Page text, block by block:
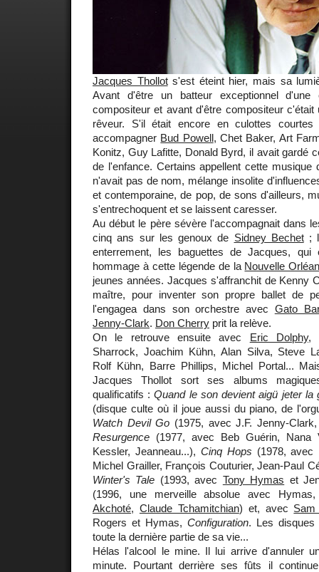
Jacques Thollots'est éteint hier, mais sa
Avant d'être un batteur exceptionnel d'une
compositeur et avant d'être compositeur c'était
rêveur. S'il était encore en culottes courtes
accompagner Bud Powell, Chet Baker, Art
Konitz, Guy Lafitte, Donald Byrd, il avait gardé
de l'enfance. Certains appellent cette
n'avait pas de nom, mélange insolite
et contemporaine, de pop, de sons d'ailleurs,
s'entrechoquent et se laissent caresser.
Au début le père sévère l'accompagnait dans
cinq ans sur les genoux de Sidney Bechet;
enterrement, les baguettes de Jacques, qui
hommage à cette légende de la Nouvelle
jeunes années. Jacques s'affranchit de Kenny
maître, pour inventer son propre ballet de
l'engagea dans son orchestre avec Gato
Jenny-Clark. Don Cherry prit la relève.
On le retrouve ensuite avec Eric Dolphy,
Sharrock, Joachim Kühn, Alan Silva, Steve
Rolf Kühn, Barre Phillips, Michel Portal...
Jacques Thollot sort ses albums
qualificatifs :Quand le son devient aigü jeter la
(disque culte où il joue aussi du piano, de
Watch Devil Go (1975, avec J.F. Jenny-
Resurgence (1977, avec Beb Guérin, Nana
Kessler, Jeanneau...), Cinq Hops (1978, avec
Michel Grailler, François Couturier, Jean-Paul
Winter's Tale (1993, avec Tony Hymas et
(1996, une merveille absolue avec
Akchoté, Claude Tchamitchian) et, avec
Rogers et Hymas, Configuration. Les disques
toute la dernière partie de sa vie...
Hélas l'alcool le mine. Il lui arrive d'annuler
minute. Pourtant derrière ses fûts il